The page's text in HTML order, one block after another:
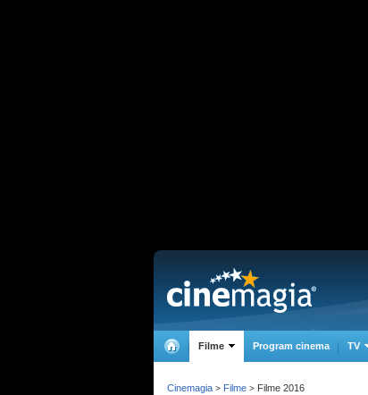
Filme Program cinema TV
Cinemagia > Filme > Filme 2016